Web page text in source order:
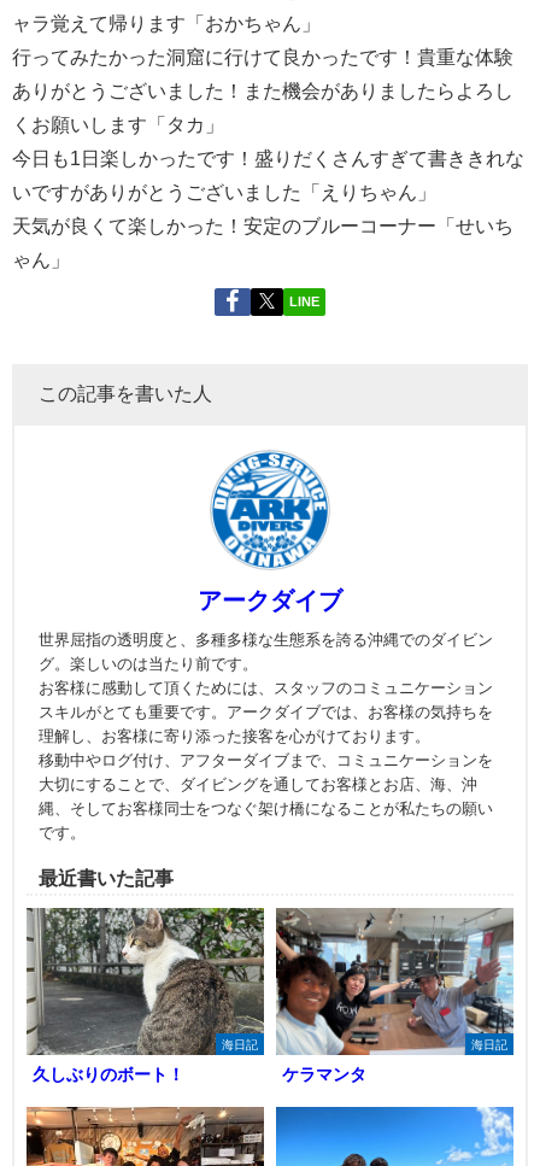
ャラ覚えて帰ります「おかちゃん」
行ってみたかった洞窟に行けて良かったです！貴重な体験
ありがとうございました！また機会がありましたらよろし
くお願いします「タカ」
今日も1日楽しかったです！盛りだくさんすぎて書ききれな
いですがありがとうございました「えりちゃん」
天気が良くて楽しかった！安定のブルーコーナー「せいち
ゃん」
LINE
この記事を書いた人
アークダイブ
世界屈指の透明度と、多種多様な生態系を誇る沖縄でのダイビン
グ。楽しいのは当たり前です。
お客様に感動して頂くためには、スタッフのコミュニケーション
スキルがとても重要です。アークダイブでは、お客様の気持ちを
理解し、お客様に寄り添った接客を心がけております。
移動中やログ付け、アフターダイブまで、コミュニケーションを
大切にすることで、ダイビングを通してお客様とお店、海、沖
縄、そしてお客様同士をつなぐ架け橋になることが私たちの願い
です。
最近書いた記事
海日記
久しぶりのボート！
海日記
ケラマンタ